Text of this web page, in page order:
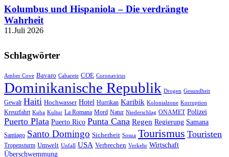
Kolumbus und Hispaniola – Die verdrängte
Wahrheit
11.Juli 2026
Schlagwörter
Amber Cove Bavaro Cabarete COE Coronavirus
Dominikanische Republik Drogen Gesundheit
Gewalt Haiti Hochwasser Hotel Hurrikan Karibik Kolonialzone Korruption
Kreuzfahrt Kuba Kultur La Romana Mord Natur Niederschlag ONAMET Polizei
Puerto Plata Puerto Rico Punta Cana Regen Regierung Samana
Santiago Santo Domingo Sicherheit Sosua Tourismus Touristen
Tropensturm Umwelt Unfall USA Verbrechen Verkehr Wirtschaft
Überschwemmung